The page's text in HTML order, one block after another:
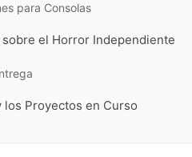
para Consolas
el Horror Independiente
los Proyectos en Curso